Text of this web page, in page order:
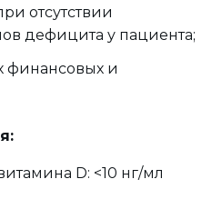
отсутствии
дефицита у пациента;
финансовых и
D: <10 нг/мл